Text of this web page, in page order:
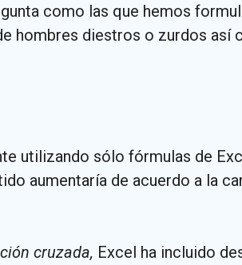
como las que hemos
hombres diestros o zurdos así
utilizando sólo fórmulas de
aumentaría de acuerdo a la
cruzada, Excel ha incluido